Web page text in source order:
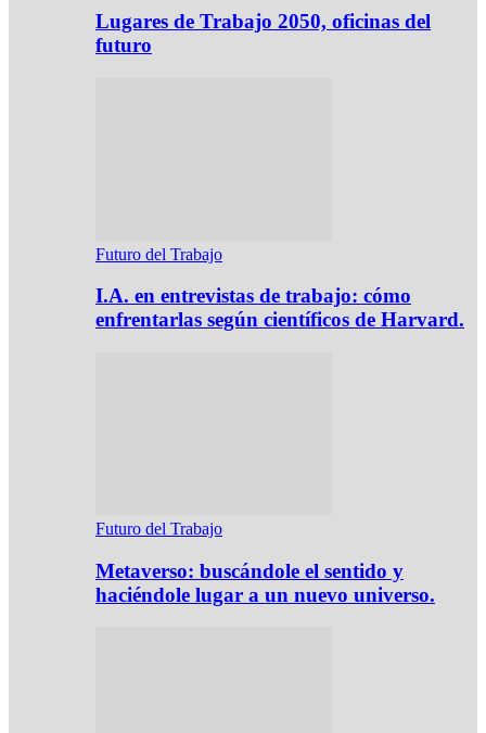
Lugares de Trabajo 2050, oficinas del
futuro
Futuro del Trabajo
I.A. en entrevistas de trabajo: cómo
enfrentarlas según científicos de Harvard.
Futuro del Trabajo
Metaverso: buscándole el sentido y
haciéndole lugar a un nuevo universo.